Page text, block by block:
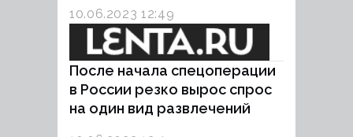
10.06.2023 12:49
После начала спецоперации
в России резко вырос спрос
на один вид развлечений